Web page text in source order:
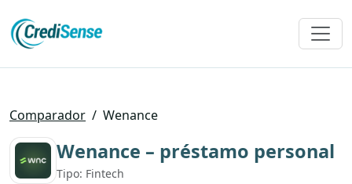
Comparador / Wenance
Wenance – préstamo personal
Tipo: Fintech